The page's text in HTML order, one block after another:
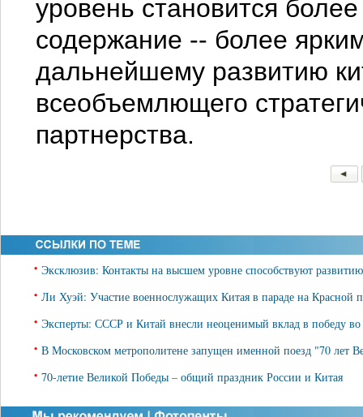
уровень становится
содержание -- более
дальнейшему развитию
всеобъемлющего
партнерства.
• Эксклюзив: Контакты на высшем уровне способствуют
• Ли Хуэй: Участие военнослужащих Китая в параде на
• Эксперты: СССР и Китай внесли неоценимый вклад в победу
• В Московском метрополитене запущен именной поезд "70 лет
• 70-летие Великой Победы – общий праздник России и Китая